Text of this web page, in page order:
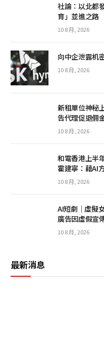
社論：以北都
育」並進之路
10 8 月, 2026
向中企泄露机
10 8 月, 2026
新租單位神秘
告代理促退佣
10 8 月, 2026
和電香港上半
霍建寧：藉AI
10 8 月, 2026
AI短劇｜虛擬
廣告因虛假宣
10 8 月, 2026
最新消息